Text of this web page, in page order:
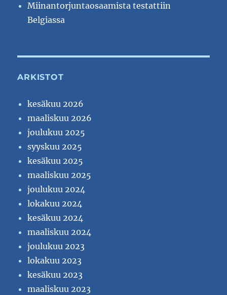
Miinantorjuntaosaamista testattiin
Belgiassa
ARKISTOT
kesäkuu 2026
maaliskuu 2026
joulukuu 2025
syyskuu 2025
kesäkuu 2025
maaliskuu 2025
joulukuu 2024
lokakuu 2024
kesäkuu 2024
maaliskuu 2024
joulukuu 2023
lokakuu 2023
kesäkuu 2023
maaliskuu 2023